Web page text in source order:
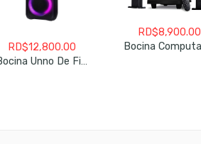
RD$12,800.00
RD$8,900.00